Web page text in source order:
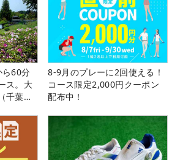
ら60分
ス。大
千葉
8-9月のプレーに2回使える！
コース限定2,000円クーポン
配布中！